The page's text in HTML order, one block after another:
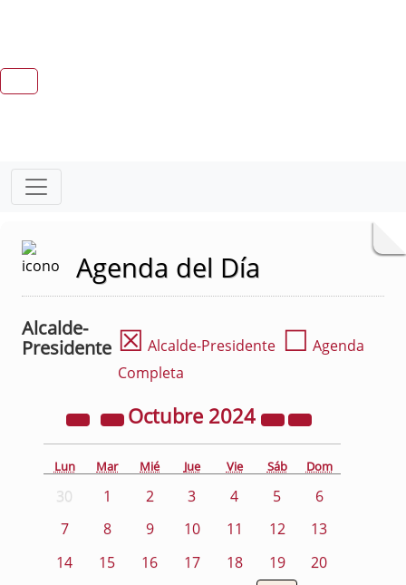
Agenda del Día
Alcalde-
Presidente ☒ Alcalde-Presidente ☐ Agenda
Completa
Octubre 2024
Lun Mar Mié Jue Vie Sáb Dom
30 1 2 3 4 5
6
7
8 9 10 11 12
13
14
15 16 17 18 19
20